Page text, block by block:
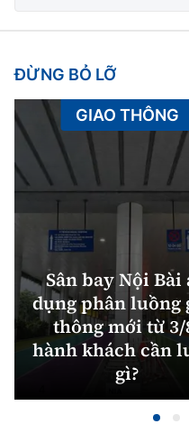
ĐỪNG BỎ LỠ
Sân bay Nội Bài
dụng phân luồng
thông mới từ 3/
hành khách cần
gì?
GIAO THÔNG